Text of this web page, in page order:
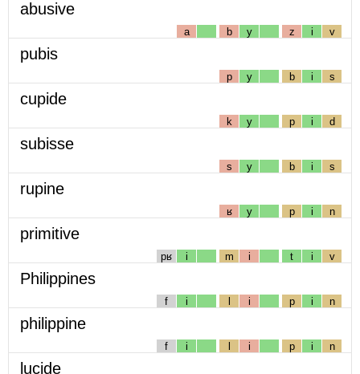
abusive
a b y z i v
pubis
p y b i s
cupide
k y p i d
subisse
s y b i s
rupine
ʁ y p i n
primitive
pʁ i m i t i v
Philippines
f i l i p i n
philippine
f i l i p i n
lucide